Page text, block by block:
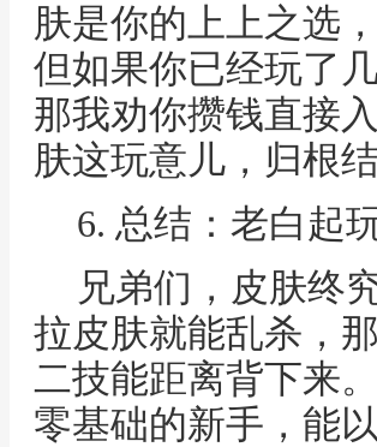
肤是你的上上之选
但如果你已经玩了
那我劝你攒钱直接
肤这玩意儿，归根
6. 总结：老白起
兄弟们，皮肤终
拉皮肤就能乱杀，
二技能距离背下来
零基础的新手，能